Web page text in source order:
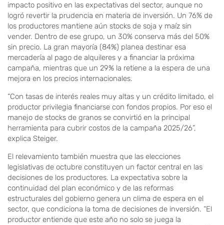
impacto positivo en las expectativas del sector, aunque no
logró revertir la prudencia en materia de inversión. Un 76% de
los productores mantiene aún stocks de soja y maíz sin
vender. Dentro de ese grupo, un 30% conserva más del 50%
sin precio. La gran mayoría (84%) planea destinar esa
mercadería al pago de alquileres y a financiar la próxima
campaña, mientras que un 29% la retiene a la espera de una
mejora en los precios internacionales.
“Con tasas de interés reales muy altas y un crédito limitado, el
productor privilegia financiarse con fondos propios. Por eso el
manejo de stocks de granos se convirtió en la principal
herramienta para cubrir costos de la campaña 2025/26”,
explica Steiger.
El relevamiento también muestra que las elecciones
legislativas de octubre constituyen un factor central en las
decisiones de los productores. La expectativa sobre la
continuidad del plan económico y de las reformas
estructurales del gobierno genera un clima de espera en el
sector, que condiciona la toma de decisiones de inversión. “El
productor entiende que este año no solo se juega la